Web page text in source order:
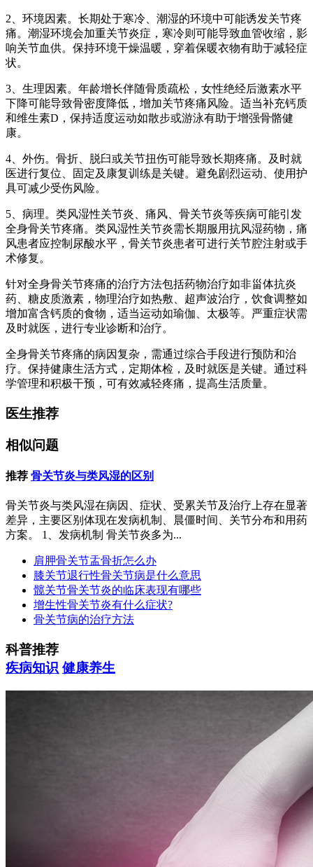
2、环境因素。长期处于寒冷、潮湿的环境中可能诱发关节疼
痛。潮湿环境会加重关节炎症，寒冷则可能导致血管收缩，影
响关节血供。保持环境干燥温暖，穿着保暖衣物有助于减轻症
状。
3、生理因素。年龄增长伴随骨质疏松，女性绝经后激素水平
下降可能导致骨密度降低，增加关节疼痛风险。适当补充钙质
和维生素D，保持适度运动如散步或游泳有助于增强骨骼健
康。
4、外伤。骨折、脱臼或关节扭伤可能导致长期疼痛。及时就
医进行复位、固定及康复训练是关键。避免剧烈运动、使用护
具可减少受伤风险。
5、病理。类风湿性关节炎、痛风、骨关节炎等疾病可能引发
全身骨关节疼痛。类风湿性关节炎需长期服用抗风湿药物，痛
风患者应控制尿酸水平，骨关节炎患者可进行关节腔注射或手
术修复。
针对全身骨关节疼痛的治疗方法包括药物治疗如非甾体抗炎
药、糖皮质激素，物理治疗如热敷、超声波治疗，饮食调整如
增加富含钙质的食物，适当运动如瑜伽、太极等。严重症状需
及时就医，进行专业诊断和治疗。
全身骨关节疼痛的病因复杂，需通过综合手段进行预防和治
疗。保持健康生活方式，定期体检，及时就医是关键。通过科
学管理和积极干预，可有效减轻疼痛，提高生活质量。
医生推荐
相似问题
推荐 骨关节炎与类风湿的区别
骨关节炎与类风湿在病因、症状、受累关节及治疗上存在显著
差异，主要区别体现在发病机制、晨僵时间、关节分布和用药
方案。 1、发病机制 骨关节炎多为...
肩胛骨关节盂骨折怎么办
膝关节退行性骨关节病是什么意思
髋关节骨关节炎的临床表现有哪些
增生性骨关节炎有什么症状?
骨关节病的治疗方法
科普推荐
疾病知识 健康养生